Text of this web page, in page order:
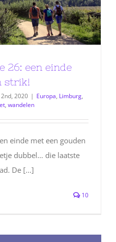
26: een einde
strik!
2020 | Europa, Limburg,
, wandelen
einde met een gouden
dubbel… die laatste
De [...]
10